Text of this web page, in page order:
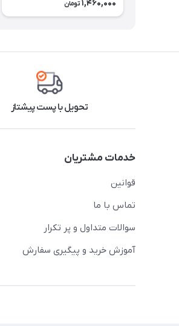
1,460,000 تومان
تحویل با پست پیشتاز
خدمات مشتریان
قوانین
تماس با ما
سوالات متداول و پر تکرار
آموزش خرید و پیگیری سفارش